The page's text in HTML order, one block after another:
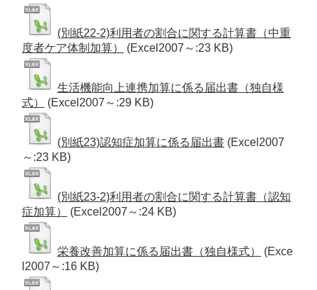
(別紙22-2)利用者の割合に関する計算書（中重
度者ケア体制加算）
(Excel2007～:23 KB)
生活機能向上連携加算に係る届出書（独自様
式）
(Excel2007～:29 KB)
(別紙23)認知症加算に係る届出書 (Excel2007
～:23 KB)
(別紙23-2)利用者の割合に関する計算書（認知
症加算）
(Excel2007～:24 KB)
栄養改善加算に係る届出書（独自様式）
(Exce
l2007～:16 KB)